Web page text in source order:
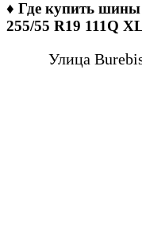
♦ Где купить шины
255/55 R19 111Q
Улица